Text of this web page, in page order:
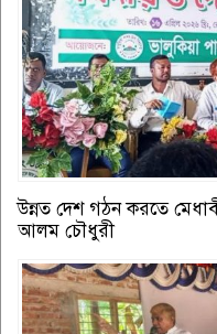
উন্নত দেশ গঠন করতে
আলম চৌধুরী